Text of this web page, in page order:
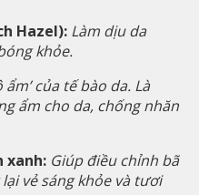
Hazel): Làm dịu da
khỏe.
của tế bào da. Là
ẩm cho da, chống nhăn
xanh: Giúp điều chỉnh bã
vẻ sáng khỏe và tươi